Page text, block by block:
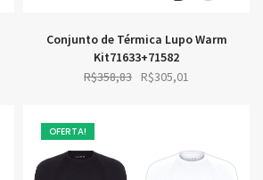
Conjunto de Térmica Lupo Warm
Kit71633+71582
R$358,83
Original
R$305,01
OFERTA!